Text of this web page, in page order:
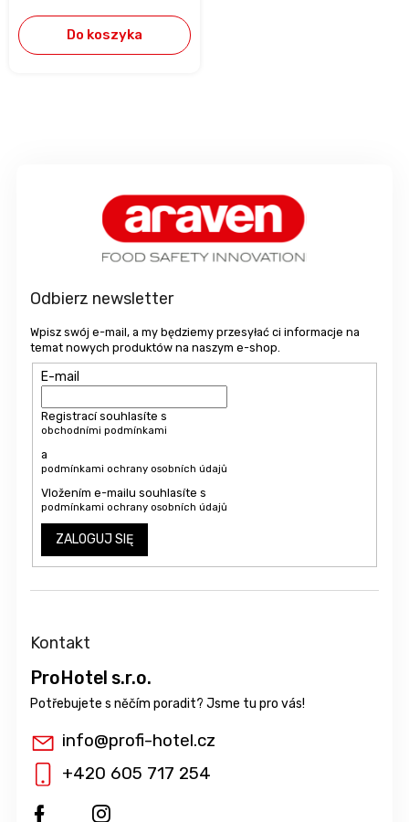
Do koszyka
Odbierz newsletter
Wpisz swój e-mail, a my będziemy przesyłać ci informacje na
temat nowych produktów na naszym e-shop.
E-mail
Registrací souhlasíte s
obchodními podmínkami
a
podmínkami ochrany osobních údajů
Vložením e-mailu souhlasíte s
podmínkami ochrany osobních údajů
ZALOGUJ SIĘ
Kontakt
ProHotel s.r.o.
info@profi-hotel.cz
+420 605 717 254